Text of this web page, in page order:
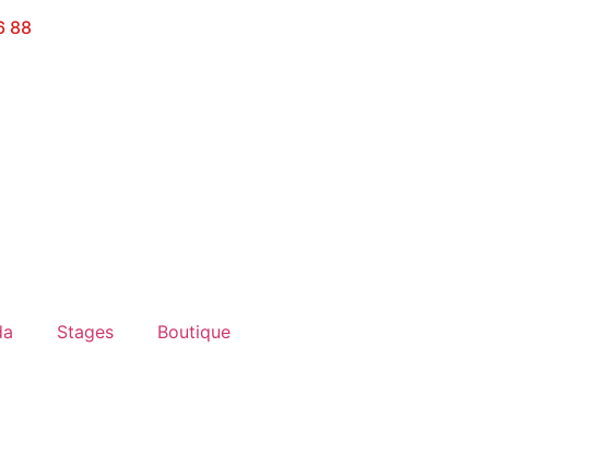
88
Stages Boutique